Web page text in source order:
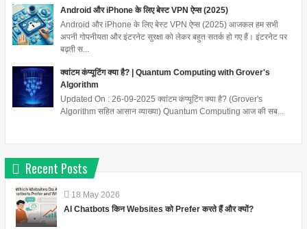
Android और iPhone के लिए बेस्ट VPN ऐप्स (2025)
Android और iPhone के लिए बेस्ट VPN ऐप्स (2025) आजकल हम सभी
अपनी गोपनीयता और इंटरनेट सुरक्षा को लेकर बहुत सतर्क हो गए हैं। इंटरनेट पर
बढ़ती स...
क्वांटम कंप्यूटिंग क्या है? | Quantum Computing with Grover's
Algorithm
Updated On : 26-09-2025 क्वांटम कंप्यूटिंग क्या है? (Grover's
Algorithm सहित आसान व्याख्या) Quantum Computing आज की सब...
Recent Posts
18 May 2026
AI Chatbots किन Websites को Prefer करते हैं और क्यों?